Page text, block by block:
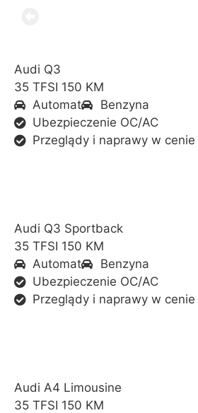
Audi Q3
35 TFSI 150 KM
Automat
Benzyna
Ubezpieczenie OC/AC
Przeglądy i naprawy w cenie
Audi Q3 Sportback
35 TFSI 150 KM
Automat
Benzyna
Ubezpieczenie OC/AC
Przeglądy i naprawy w cenie
Audi A4 Limousine
35 TFSI 150 KM